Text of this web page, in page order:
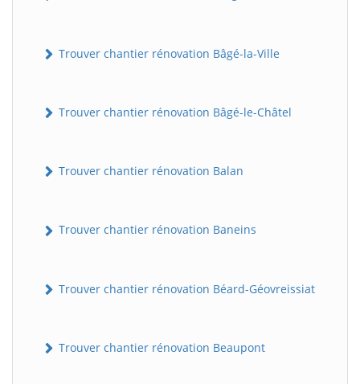
Trouver chantier rénovation Bâgé-la-Ville
Trouver chantier rénovation Bâgé-le-Châtel
Trouver chantier rénovation Balan
Trouver chantier rénovation Baneins
Trouver chantier rénovation Béard-Géovreissiat
Trouver chantier rénovation Beaupont